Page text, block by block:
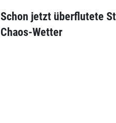
Schon jetzt überflutete
Chaos-Wetter